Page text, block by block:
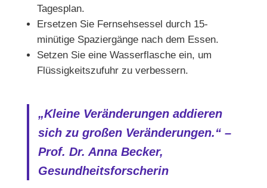
Tagesplan.
Ersetzen Sie Fernsehsessel durch 15-
minütige Spaziergänge nach dem Essen.
Setzen Sie eine Wasserflasche ein, um
Flüssigkeitszufuhr zu verbessern.
„Kleine Veränderungen addieren
sich zu großen Veränderungen.“ –
Prof. Dr. Anna Becker,
Gesundheitsforscherin